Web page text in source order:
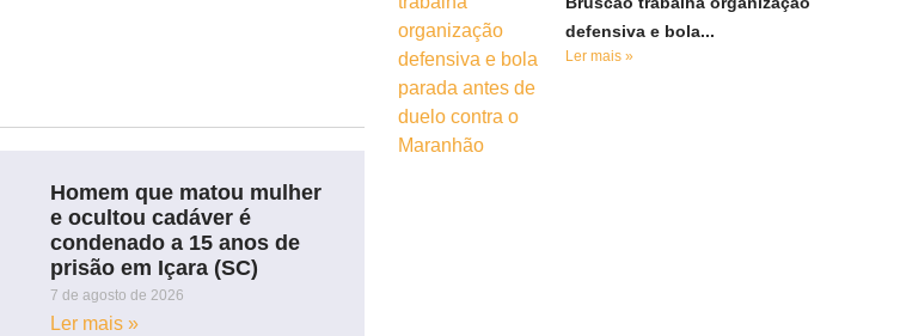
Homem que matou mulher
e ocultou cadáver é
condenado a 15 anos de
prisão em Içara (SC)
7 de agosto de 2026
Ler mais »
defensiva e bola...
Ler mais »